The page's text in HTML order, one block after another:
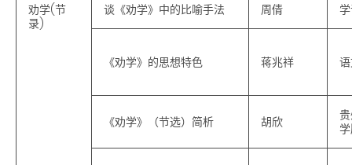
劝学(节
录)
谈《劝学》中的比喻手法 周倩
《劝学》的思想特色 蒋兆祥
《劝学》（节选）简析 胡欣